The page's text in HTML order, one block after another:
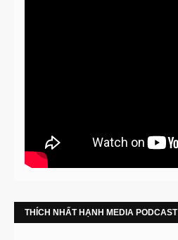
THÍCH NHẤT HẠNH MEDIA PODCAST